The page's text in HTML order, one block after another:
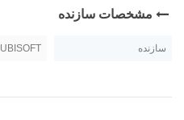
مشخصات سازنده
سازنده UBISOFT